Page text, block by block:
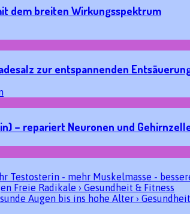
dem breiten Wirkungsspektrum
zur entspannenden
– repariert Neuronen und
Testosterin - mehr Muskelmasse -
Freie Radikale › Gesundheit & Fitness
Augen bis ins hohe Alter ›